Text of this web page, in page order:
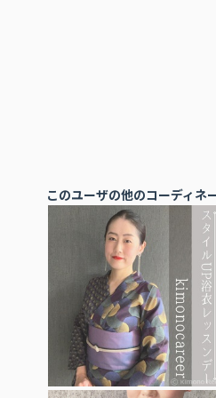
このユーザの他のコーディネ